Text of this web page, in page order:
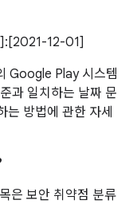
12-01]
Google Play 시스템
과 일치하는 날짜 문
는 방법에 관한 자세
은 보안 취약점 분류